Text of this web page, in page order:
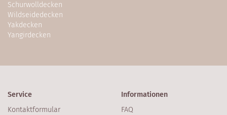
Schurwolldecken
Wildseidedecken
Yakdecken
Yangirdecken
Service
Kontaktformular
Informationen
FAQ